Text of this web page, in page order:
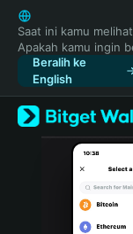
English
日本語
Tiếng Việt
Русский
Español
Türkçe
Italiano
Saat ini kamu
Apakah kamu ingin
Beralih ke
English